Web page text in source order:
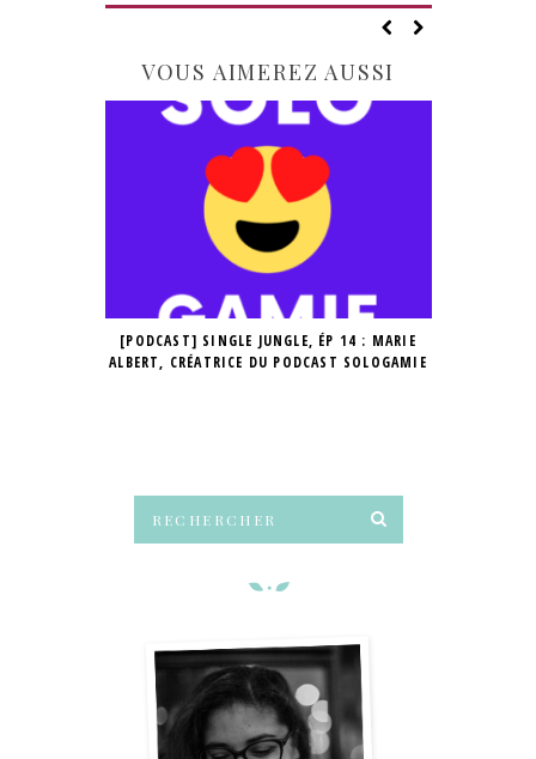
VOUS AIMEREZ AUSSI
[PODCAST] SINGLE JUNGLE, ÉP 14 : MARIE
ALBERT, CRÉATRICE DU PODCAST SOLOGAMIE